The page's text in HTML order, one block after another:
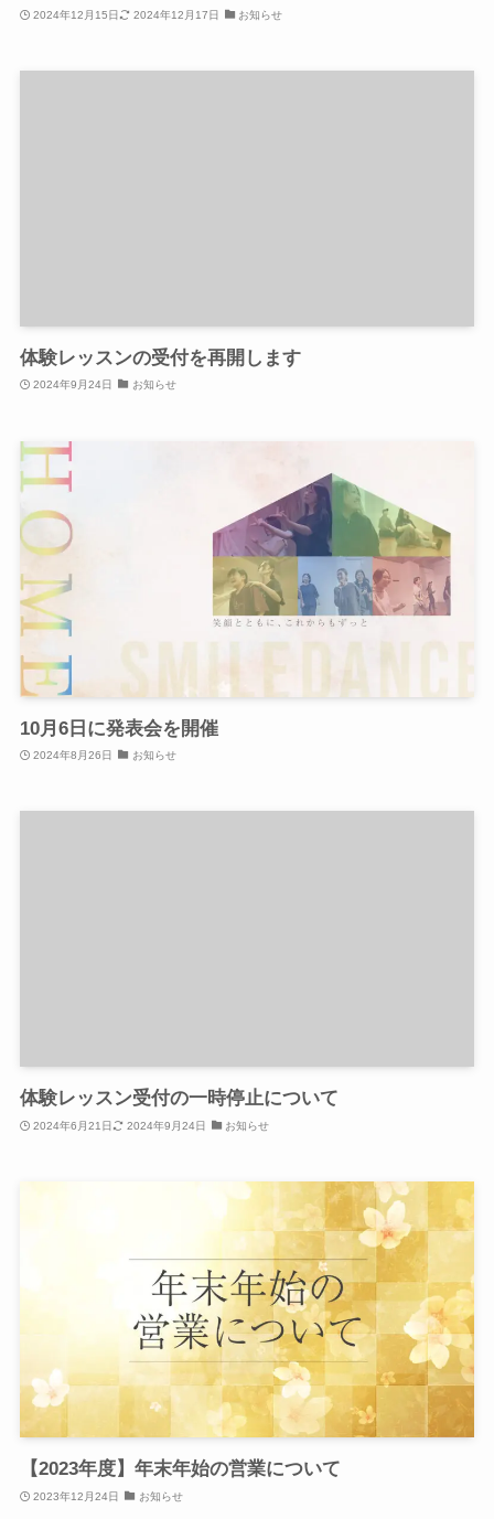
2024年12月15日 2024年12月17日 お知らせ
体験レッスンの受付を再開します
2024年9月24日 お知らせ
10月6日に発表会を開催
2024年8月26日 お知らせ
体験レッスン受付の一時停止について
2024年6月21日 2024年9月24日 お知らせ
【2023年度】年末年始の営業について
2023年12月24日 お知らせ